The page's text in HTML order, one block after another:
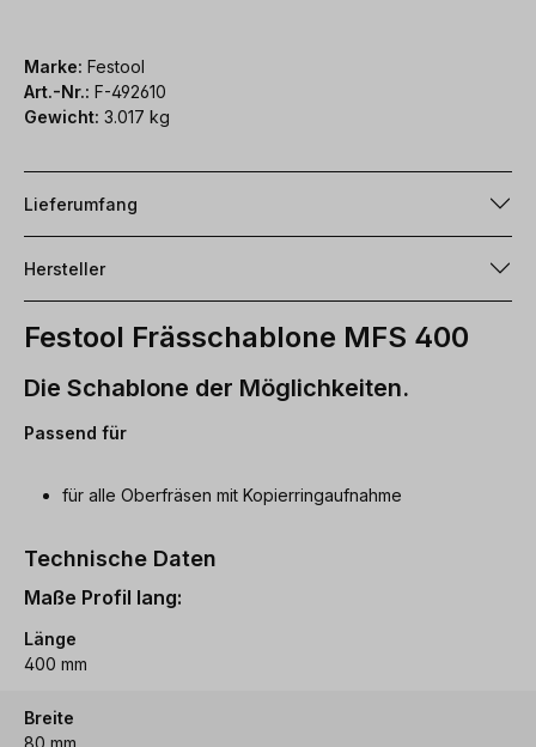
Marke: Festool
Art.-Nr.: F-492610
Gewicht: 3.017 kg
Lieferumfang
Hersteller
Festool Frässchablone MFS 400
Die Schablone der Möglichkeiten.
Passend für
für alle Oberfräsen mit Kopierringaufnahme
Technische Daten
Maße Profil lang:
Länge
400 mm
Breite
80 mm